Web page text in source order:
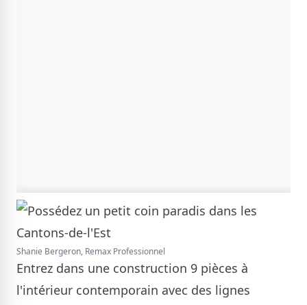
Shanie Bergeron, Remax Professionnel
Entrez dans une construction 9 pièces à
l'intérieur contemporain avec des lignes